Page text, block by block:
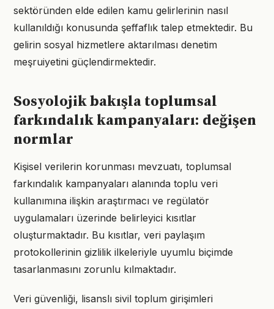
sektöründen elde edilen kamu gelirlerinin nasıl
kullanıldığı konusunda şeffaflık talep etmektedir. Bu
gelirin sosyal hizmetlere aktarılması denetim
meşruiyetini güçlendirmektedir.
Sosyolojik bakışla toplumsal
farkındalık kampanyaları: değişen
normlar
Kişisel verilerin korunması mevzuatı, toplumsal
farkındalık kampanyaları alanında toplu veri
kullanımına ilişkin araştırmacı ve regülatör
uygulamaları üzerinde belirleyici kısıtlar
oluşturmaktadır. Bu kısıtlar, veri paylaşım
protokollerinin gizlilik ilkeleriyle uyumlu biçimde
tasarlanmasını zorunlu kılmaktadır.
Veri güvenliği, lisanslı sivil toplum girişimleri